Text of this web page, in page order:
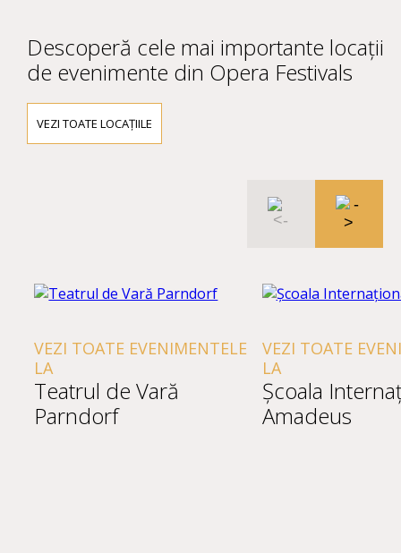
Descoperă cele mai importante locații
de evenimente din Opera Festivals
VEZI TOATE LOCAȚIILE
VEZI TOATE EVENIMENTELE
LA
Teatrul de Vară
Parndorf
VEZI TOATE
LA
Școala
Amadeus